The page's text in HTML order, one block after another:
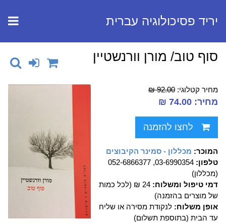
יריד פסיכולוגיה עברית
סוף טוב/ מורן וורנשטיין
מחיר קטלוגי: 92.00 ₪
מחיר: 74.00 ₪
לחצו להזמנה
המוכר: מכללון - סמינר הקיבוצים
טלפון:
03-6990354, 052-6866377
(מכללון)
דמי טיפול ומשלוח:
24 ₪ (לכל כמות
של מוצרים בהזמנה)
אופן משלוח: לנקודת מסירה או שליח
עד הבית (בתוספת תשלום)